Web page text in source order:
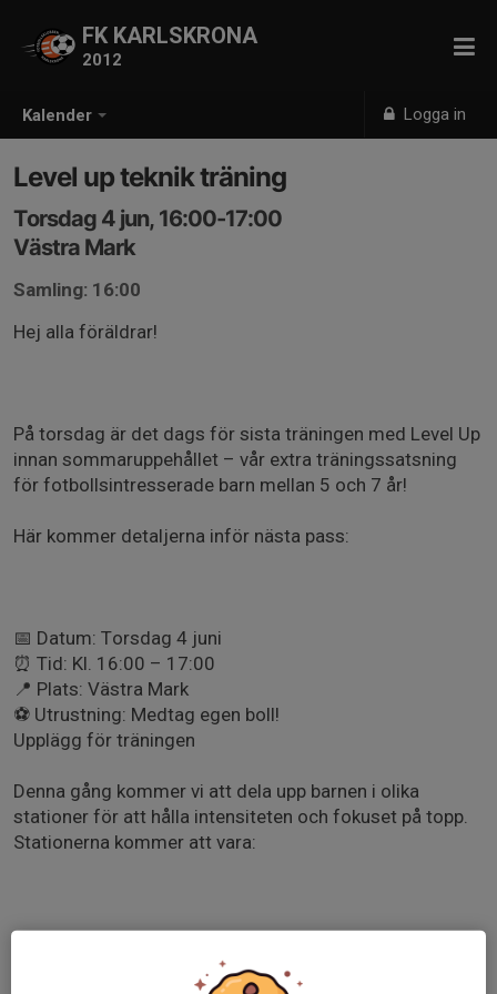
Kalender Logga in
FK KARLSKRONA
2012
Level up teknik träning
Torsdag 4 jun, 16:00-17:00
Västra Mark
Samling: 16:00
Hej alla föräldrar!
På torsdag är det dags för sista träningen med Level Up
innan sommaruppehållet – vår extra träningssatsning
för fotbollsintresserade barn mellan 5 och 7 år!
Här kommer detaljerna inför nästa pass:
📅 Datum: Torsdag 4 juni
⏰ Tid: Kl. 16:00 – 17:00
📍 Plats: Västra Mark
⚽ Utrustning: Medtag egen boll!
Upplägg för träningen
Denna gång kommer vi att dela upp barnen i olika
stationer för att hålla intensiteten och fokuset på topp.
Stationerna kommer att vara: